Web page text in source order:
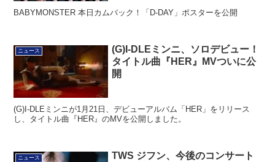
BABYMONSTER 本日カムバック！「D-DAY」ポスターを公開
ニュース
(G)I-DLEミンニ、ソロデビュー！
タイトル曲『HER』MVついに公
開
(G)I-DLEミンニが1月21日、デビューアルバム「HER」をリリース
し、タイトル曲『HER』のMVを公開しました。
ニュース
TWS ジフン、今後のコンサート